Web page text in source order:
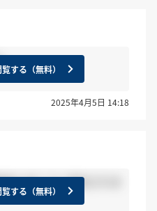
する（無料）
2025年4月5日 14:18
12月ごろに案内されま
する（無料）